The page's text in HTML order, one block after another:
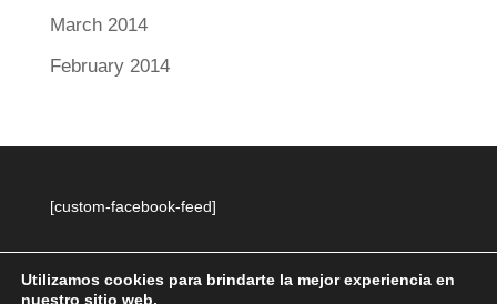
March 2014
February 2014
[custom-facebook-feed]
Utilizamos cookies para brindarte la mejor experiencia en
nuestro sitio web.